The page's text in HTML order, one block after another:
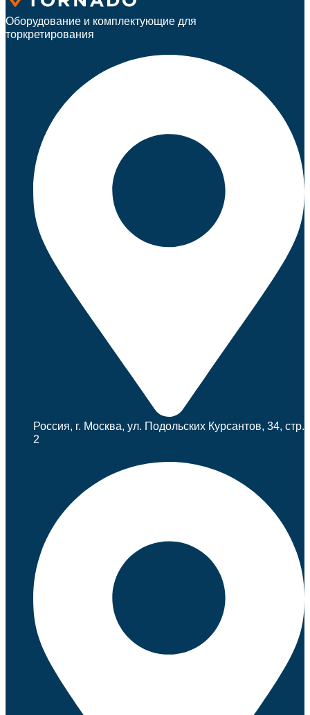
Оборудование и комплектующие для
торкретирования
Россия, г. Москва, ул. Подольских Курсантов, 34, стр.
2